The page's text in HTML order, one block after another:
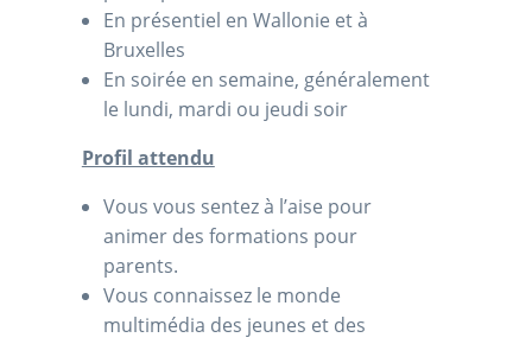
En présentiel en Wallonie et à
Bruxelles
En soirée en semaine, généralement
le lundi, mardi ou jeudi soir
Profil attendu
Vous vous sentez à l’aise pour
animer des formations pour
parents.
Vous connaissez le monde
multimédia des jeunes et des